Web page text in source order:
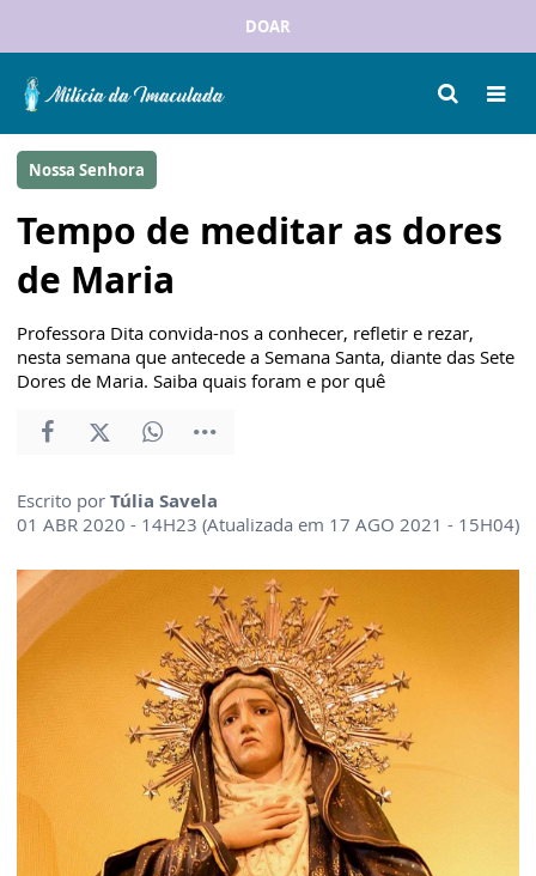
DOAR
Nossa Senhora
Tempo de meditar as dores
de Maria
Professora Dita convida-nos a conhecer, refletir e rezar,
nesta semana que antecede a Semana Santa, diante das Sete
Dores de Maria. Saiba quais foram e por quê
Escrito por Túlia Savela
01 ABR 2020 - 14H23 (Atualizada em 17 AGO 2021 - 15H04)